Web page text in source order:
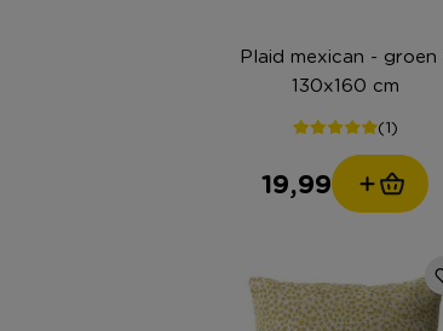
Plaid mexican - groen -
130x160 cm
(1)
19,99